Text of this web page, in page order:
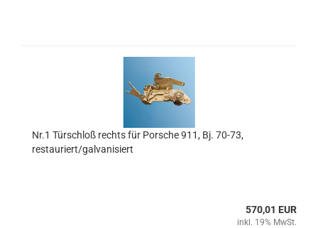
Nr.1 Türschloß rechts für Porsche 911, Bj. 70-73,
restauriert/galvanisiert
570,01 EUR
inkl. 19% MwSt.